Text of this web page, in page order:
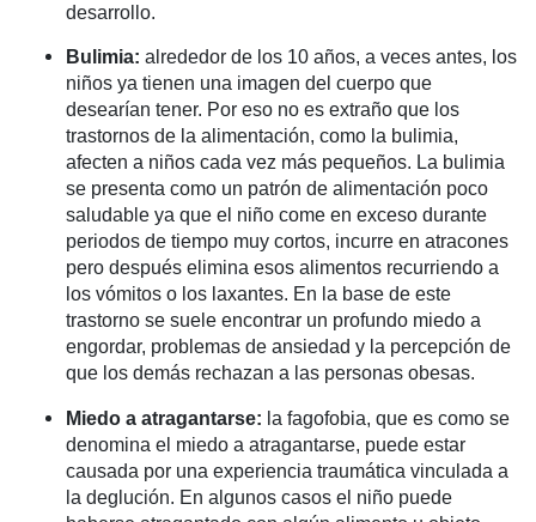
desarrollo.
Bulimia: alrededor de los 10 años, a veces antes, los
niños ya tienen una imagen del cuerpo que
desearían tener. Por eso no es extraño que los
trastornos de la alimentación, como la bulimia,
afecten a niños cada vez más pequeños. La bulimia
se presenta como un patrón de alimentación poco
saludable ya que el niño come en exceso durante
periodos de tiempo muy cortos, incurre en atracones
pero después elimina esos alimentos recurriendo a
los vómitos o los laxantes. En la base de este
trastorno se suele encontrar un profundo miedo a
engordar, problemas de ansiedad y la percepción de
que los demás rechazan a las personas obesas.
Miedo a atragantarse: la fagofobia, que es como se
denomina el miedo a atragantarse, puede estar
causada por una experiencia traumática vinculada a
la deglución. En algunos casos el niño puede